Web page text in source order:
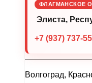
ФЛАГМАНСКОЕ
Элиста,
+7 (937) 737-
Волгоград,